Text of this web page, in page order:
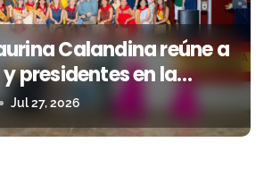
Calandina reúne a
presidentes en la
de su 50.º aniversario
Jul 27, 2026